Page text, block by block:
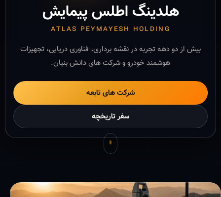
هلدینگ اطلس پیمایش
ATLAS PEYMAYESH HOLDING
بیش از دو دهه تجربه در نقشه برداری، فناوری دریایی، تجهیزات
هوشمند خودرو و شرکت های دانش بنیان.
شرکت های تابعه
سفر تاریخچه